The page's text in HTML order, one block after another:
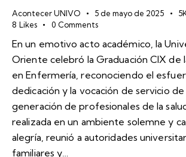
Acontecer UNIVO 5 de mayo de 2025
8 Likes 0 Comments
En un emotivo acto académico, la
Oriente celebró la Graduación CIX de
en Enfermería, reconociendo el
dedicación y la vocación de servicio de
generación de profesionales de la
realizada en un ambiente solemne y
alegría, reunió a autoridades
familiares y…